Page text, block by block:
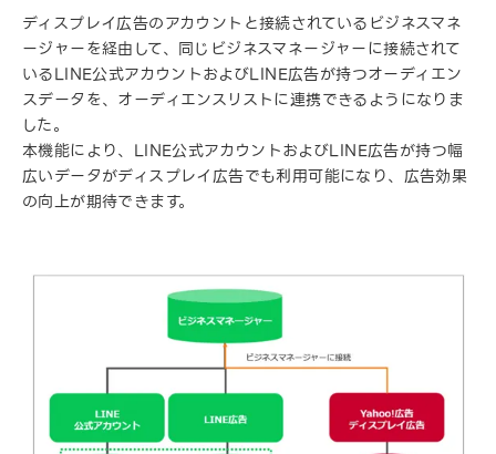
ディスプレイ広告のアカウントと接続されているビジネスマネ
ージャーを経由して、同じビジネスマネージャーに接続されて
いるLINE公式アカウントおよびLINE広告が持つオーディエン
スデータを、オーディエンスリストに連携できるようになりま
した。
本機能により、LINE公式アカウントおよびLINE広告が持つ幅
広いデータがディスプレイ広告でも利用可能になり、広告効果
の向上が期待できます。